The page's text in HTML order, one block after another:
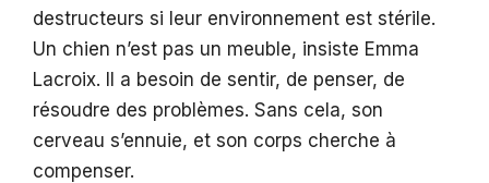
destructeurs si leur environnement est stérile.
Un chien n’est pas un meuble, insiste Emma
Lacroix. Il a besoin de sentir, de penser, de
résoudre des problèmes. Sans cela, son
cerveau s’ennuie, et son corps cherche à
compenser.